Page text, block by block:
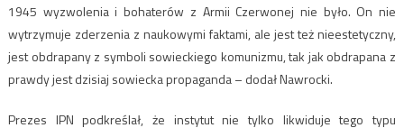
1945 wyzwolenia i bohaterów z Armii Czerwonej nie było. On nie
wytrzymuje zderzenia z naukowymi faktami, ale jest też nieestetyczny,
jest obdrapany z symboli sowieckiego komunizmu, tak jak obdrapana z
prawdy jest dzisiaj sowiecka propaganda – dodał Nawrocki.
Prezes IPN podkreślał, że instytut nie tylko likwiduje tego typu